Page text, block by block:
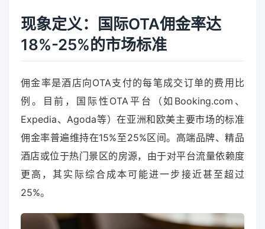
现象定义：国际OTA佣金率达
18%-25%的市场标准
佣金率是酒店向OTA支付的每笔成交订单的费用比
例。目前，国际性OTA平台（如Booking.com、
Expedia、Agoda等）在亚洲和欧美主要市场的标准
佣金率普遍维持在15%至25%区间。高端品牌、精品
酒店或位于热门景区的房源，由于对平台流量依赖度
更高，其实际综合成本可能进一步接近甚至超过
25%。